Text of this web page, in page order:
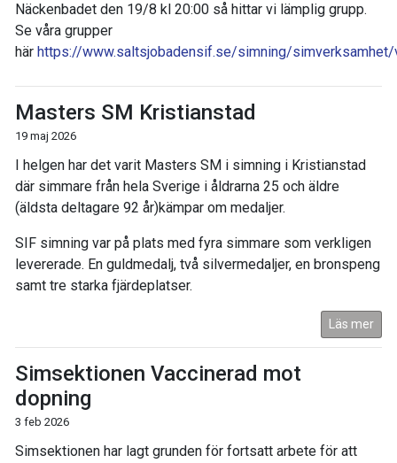
Näckenbadet den 19/8 kl 20:00 så hittar vi lämplig grupp.
Se våra grupper
här https://www.saltsjobadensif.se/simning/
Masters SM Kristianstad
19 maj 2026
I helgen har det varit Masters SM i simning i Kristianstad
där simmare från hela Sverige i åldrarna 25 och äldre
(äldsta deltagare 92 år)kämpar om medaljer.
SIF simning var på plats med fyra simmare som verkligen
levererade. En guldmedalj, två silvermedaljer, en bronspeng
samt tre starka fjärdeplatser.
Läs mer
Simsektionen Vaccinerad mot
dopning
3 feb 2026
Simsektionen har lagt grunden för fortsatt arbete för att